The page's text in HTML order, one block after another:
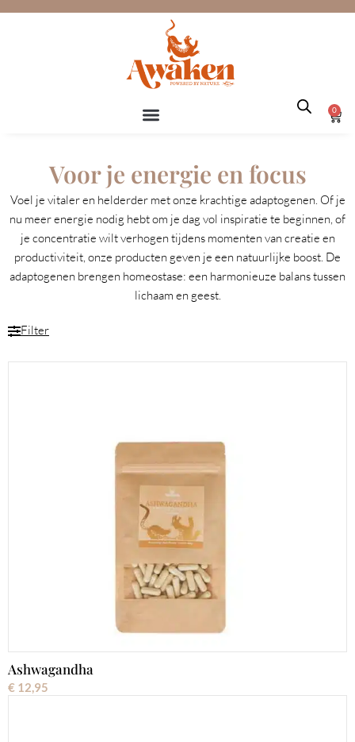
Ga
0
Voor je energie en focus
Voel je vitaler en helderder met onze krachtige adaptogenen. Of je
nu meer energie nodig hebt om je dag vol inspiratie te beginnen, of
je concentratie wilt verhogen tijdens momenten van creatie en
productiviteit, onze producten geven je een natuurlijke boost. De
adaptogenen brengen homeostase: een harmonieuze balans tussen
lichaam en geest.
Filter
Ashwagandha
€ 12,95